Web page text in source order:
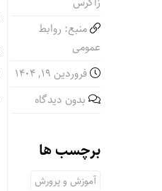
منبع: روابط
عمومی
فروردین ۱۹, ۱۴۰۴
بدون دیدگاه
برچسب ها
آموزش و پرورش